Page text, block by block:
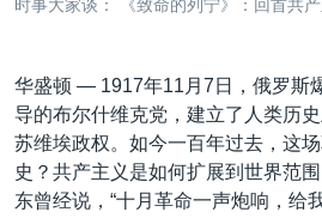
台海两岸关系
南中国海争端
关注西藏
其他语言网站
时事大家谈： 《致命的列宁》：回首共
华盛顿 — 1917年11月7日，俄罗斯
导的布尔什维克党，建立了人类历
苏维埃政权。如今一百年过去，这
史？共产主义是如何扩展到世界范
东曾经说，“十月革命一声炮响，给